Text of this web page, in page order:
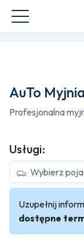
AuTo Myjnia
Usługi:
Wybierz
Uzupełnij
dostępne